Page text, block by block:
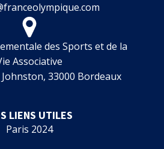
des Sports et de la
Associative
33000 Bordeaux
LIENS UTILES
Paris 2024